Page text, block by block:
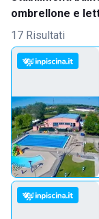
ombrellone e
17 Risultati